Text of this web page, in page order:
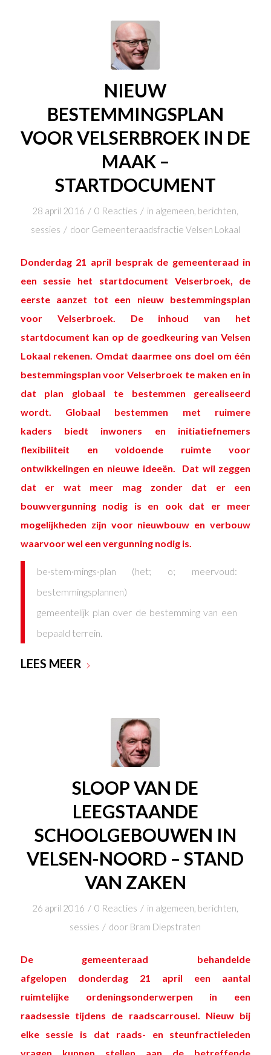
NIEUW
BESTEMMINGSPLAN
VOOR VELSERBROEK IN DE
MAAK –
STARTDOCUMENT
28 april 2016 / 0 Reacties / in algemeen, berichten,
sessies / door Gemeenteraadsfractie Velsen Lokaal
Donderdag 21 april besprak de gemeenteraad in
een sessie het startdocument Velserbroek, de
eerste aanzet tot een nieuw bestemmingsplan
voor Velserbroek. De inhoud van het
startdocument kan op de goedkeuring van Velsen
Lokaal rekenen. Omdat daarmee ons doel om één
bestemmingsplan voor Velserbroek te maken en in
dat plan globaal te bestemmen gerealiseerd
wordt. Globaal bestemmen met ruimere
kaders biedt inwoners en initiatiefnemers
flexibiliteit en voldoende ruimte voor
ontwikkelingen en nieuwe ideeën. Dat wil zeggen
dat er wat meer mag zonder dat er een
bouwvergunning nodig is en ook dat er meer
mogelijkheden zijn voor nieuwbouw en verbouw
waarvoor wel een vergunning nodig is.
be·stem·mings·plan (het; o; meervoud:
bestemmingsplannen)
gemeentelijk plan over de bestemming van een
bepaald terrein.
LEES MEER
SLOOP VAN DE
LEEGSTAANDE
SCHOOLGEBOUWEN IN
VELSEN-NOORD – STAND
VAN ZAKEN
26 april 2016 / 0 Reacties / in algemeen, berichten,
sessies / door Bram Diepstraten
De gemeenteraad behandelde
afgelopen donderdag 21 april een aantal
ruimtelijke ordeningsonderwerpen in een
raadsessietijdens de raadscarrousel. Nieuw bij
elke sessie is dat raads- en steunfractieleden